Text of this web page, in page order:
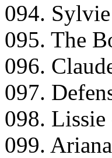
094.
095. Thе
096.
097.
098.
099.